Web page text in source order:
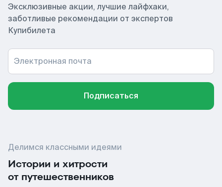
Эксклюзивные акции, лучшие лайфхаки,
заботливые рекомендации от экспертов
Купибилета
Электронная почта
Подписаться
Делимся классными идеями
Истории и хитрости
от путешественников